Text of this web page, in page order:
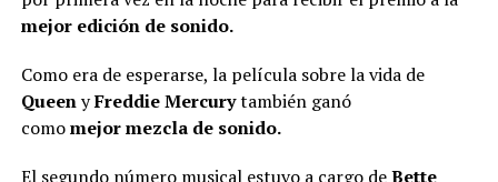
mejor edición de sonido.
Como era de esperarse, la película sobre la vida de
QueenyFreddie Mercurytambién ganó
comomejormezcla de sonido.
El segundo número musical estuvo a cargo deBette